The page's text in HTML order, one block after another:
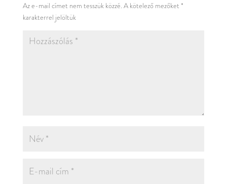
Az e-mail címet nem tesszük közzé. A kötelező mezőket *
karakterrel jelöltük